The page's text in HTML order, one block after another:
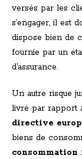
versés par les
s’engager, il est
dispose bien de
fournie par un
d’assurance.
Un autre risque
livré par rapport
directive
biens de
consommation